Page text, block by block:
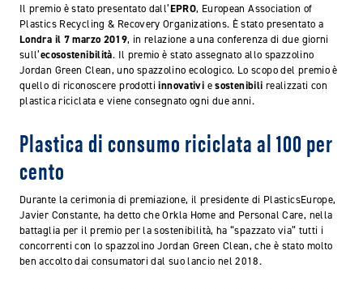
Il premio è stato presentato dall’EPRO, European Association of
Plastics Recycling & Recovery Organizations. È stato presentato a
Londra il 7 marzo 2019, in relazione a una conferenza di due giorni
sull’ecosostenibilità. Il premio è stato assegnato allo spazzolino
Jordan Green Clean, uno spazzolino ecologico. Lo scopo del premio è
quello di riconoscere prodottiinnovativi esostenibili realizzati con
plastica riciclata e viene consegnato ogni due anni.
Plastica di consumo riciclata al 100 per
cento
Durante la cerimonia di premiazione, il presidente di PlasticsEurope,
Javier Constante, ha detto che Orkla Home and Personal Care, nella
battaglia per il premio per la sostenibilità, ha “spazzato via” tutti i
concorrenti con lo spazzolino Jordan Green Clean, che è stato molto
ben accolto dai consumatori dal suo lancio nel 2018.